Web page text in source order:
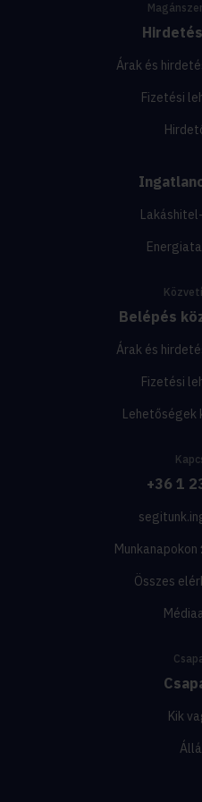
Árak és
Fizetési
Belépés
Árak és
Fizetési
Lehetőségek
+36 1
Munkanapokon
Összes
Kik